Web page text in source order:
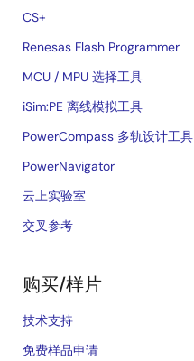
CS+
Renesas Flash Programmer
MCU / MPU 选择工具
iSim:PE 离线模拟工具
PowerCompass 多轨设计工具
PowerNavigator
云上实验室
交叉参考
购买/样片
技术支持
免费样品申请